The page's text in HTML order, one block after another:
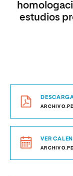
estudios
VER